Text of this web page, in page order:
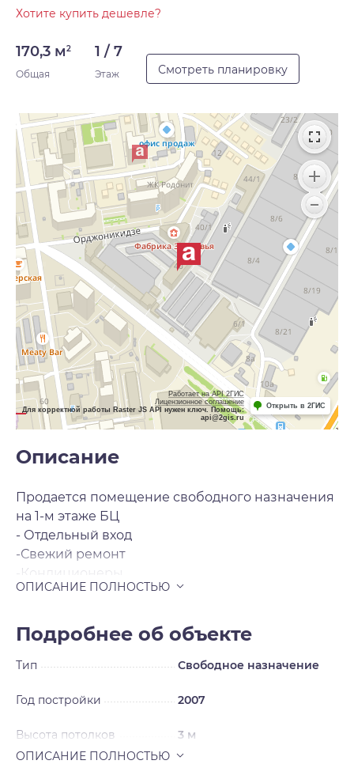
Хотите купить дешевле?
170,3 м2
Общая
1 / 7
Этаж Смотреть планировку
Работает на API 2ГИС
Лицензионное соглашение
Для корректной работы Raster JS API нужен ключ. Помощь:
api@2gis.ru
Открыть в 2ГИС
Описание
Продается помещение свободного назначения
на 1-м этаже БЦ
- Отдельный вход
-Свежий ремонт
-Кондиционеры
-Приточная вентиляция
- Высота потолков 3 м
- Возможность перепланировки
- Открытая парковка
- Охрана
- Транспортная доступность
- Удобный подъезд для автомобилей
Подробнее об объекте
Тип Свободное назначение
Год постройки 2007
Высота потолков 3 м